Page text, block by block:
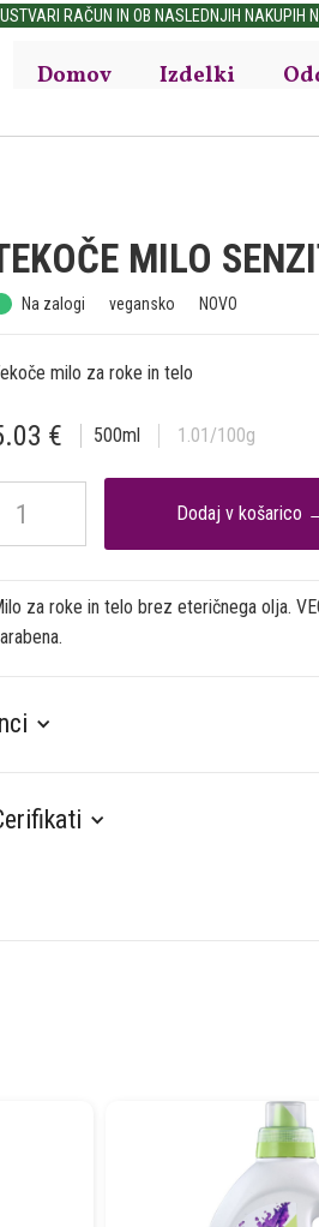
NASLEDNJIH NAKUPIH NAD 30€ PRIHRANI
Domov Izdelki
MILO
Na zalogi vegansko NOVO
milo za roke in telo
€ 500ml 1.01 /100g
za roke in telo brez eteričnega olja.
Inci